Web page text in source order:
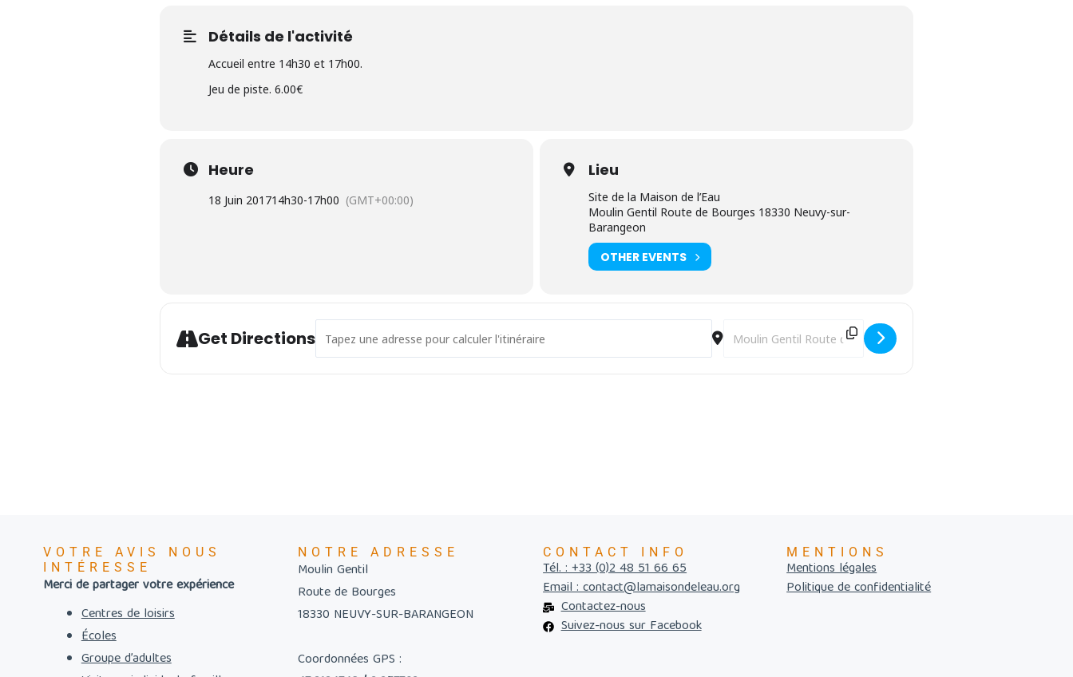
Détails de l'activité
Accueil entre 14h30 et 17h00.
Jeu de piste. 6.00€
Heure
18 Juin 201714h30-17h00 (GMT+00:00)
Lieu
Site de la Maison de l’Eau
Moulin Gentil Route de Bourges 18330 Neuvy-sur-
Barangeon
OTHER EVENTS
Get Directions Destination Address - Journées du Patrimoine de Pays et des
VOTRE AVIS NOUS
INTÉRESSE
Merci de partager votre expérience
Centres de loisirs
Écoles
Groupe d’adultes
NOTRE ADRESSE
Moulin Gentil
Route de Bourges
18330 NEUVY-SUR-BARANGEON
Coordonnées GPS :
CONTACT INFO
Tél. : +33 (0)2 48 51 66 65
Email : contact@lamaisondeleau.org
Contactez-nous
Suivez-nous sur Facebook
MENTIONS
Mentions légales
Politique de confidentialité